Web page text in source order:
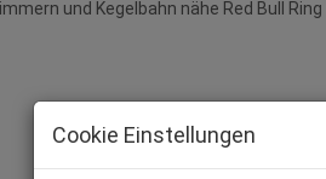
Cookie Einstellungen